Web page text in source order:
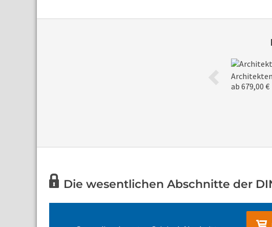
ab 679,00 €
Die wesentlichen Abschnitte der